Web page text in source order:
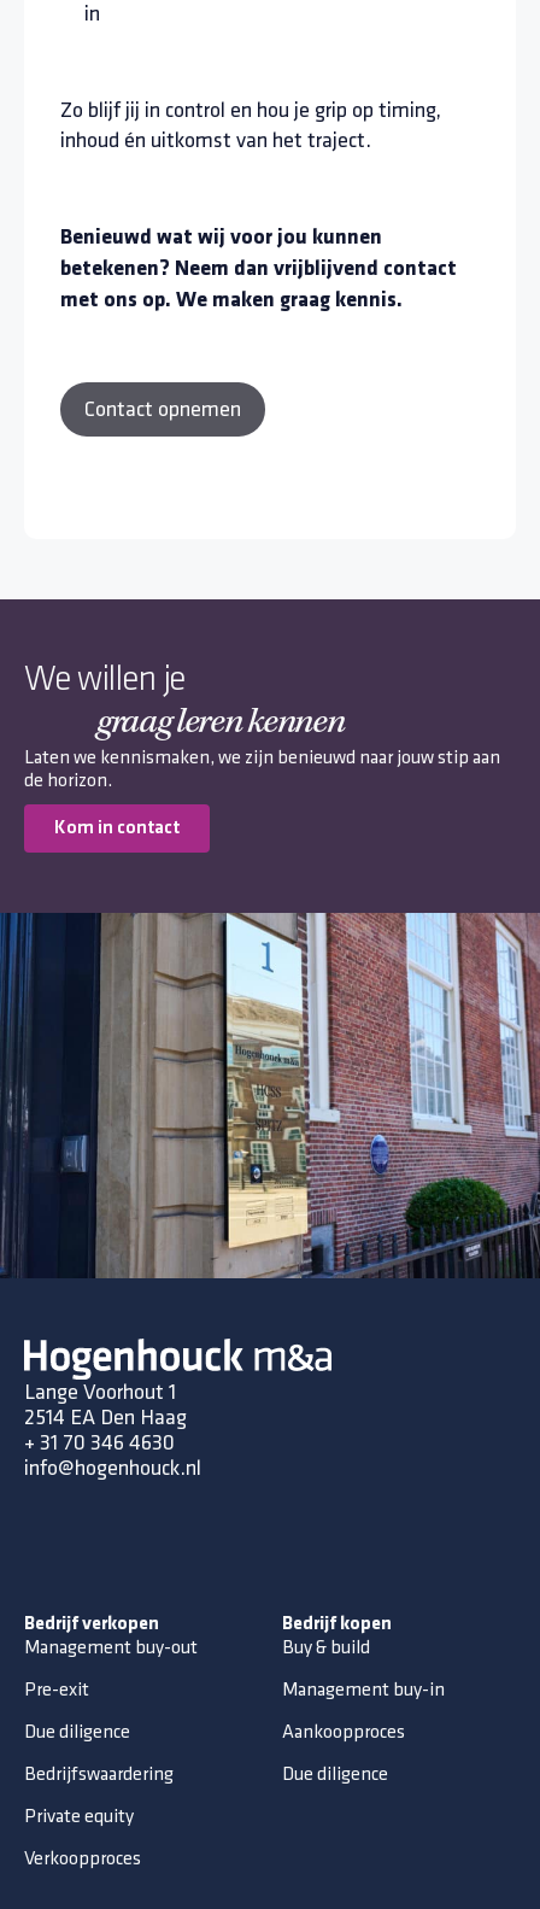
in
Zo blijf jij in control en hou je grip op timing,
inhoud én uitkomst van het traject.
Benieuwd wat wij voor jou kunnen
betekenen? Neem dan vrijblijvend contact
met ons op. We maken graag kennis.
Contact opnemen
We willen je
graag leren kennen
Laten we kennismaken, we zijn benieuwd naar jouw stip aan
de horizon.
Kom in contact
Lange Voorhout 1
2514 EA Den Haag
+ 31 70 346 4630
info@hogenhouck.nl
Bedrijf verkopen
Management buy-out
Pre-exit
Due diligence
Bedrijfswaardering
Private equity
Verkoopproces
Bedrijf kopen
Buy & build
Management buy-in
Aankoopproces
Due diligence